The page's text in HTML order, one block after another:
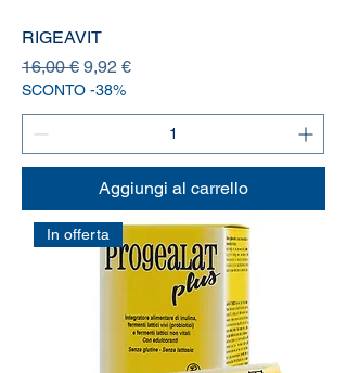
RIGEAVIT
Prezzo regolare
16,00 € Prezzo scontato
9,92 €
SCONTO -38%
Aggiungi al carrello
In offerta